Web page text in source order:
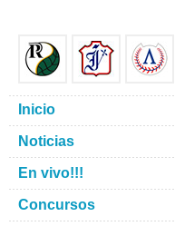
Inicio
Noticias
En vivo!!!
Concursos